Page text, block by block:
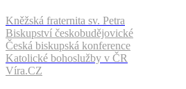
Kněžská fraternita sv. Petra
Biskupství českobudějovické
Česká biskupská konference
Katolické bohoslužby v ČR
Víra.CZ